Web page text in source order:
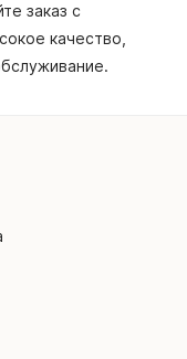
заказ с
качество,